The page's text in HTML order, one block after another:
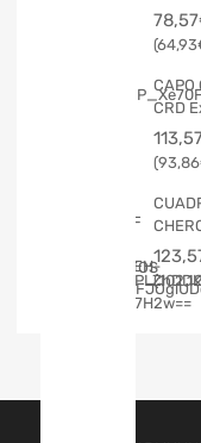
78,57
64,93
CAPO
CRD
93,86